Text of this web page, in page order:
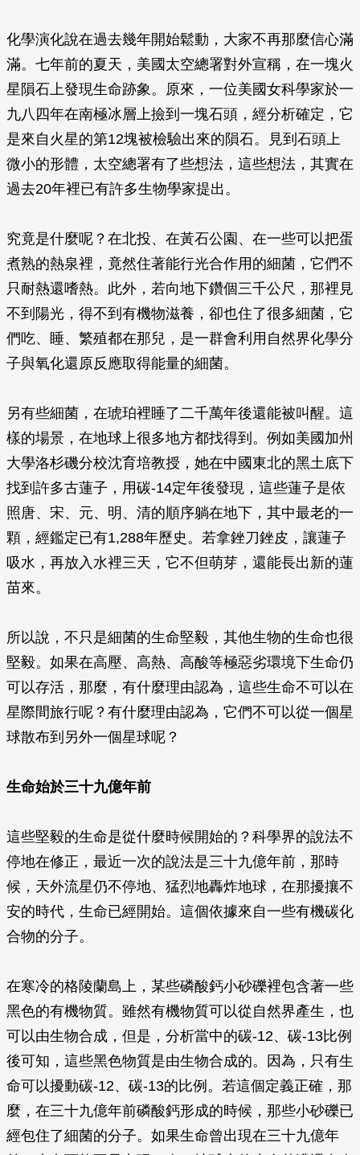
化學演化說在過去幾年開始鬆動，大家不再那麼信心滿
滿。七年前的夏天，美國太空總署對外宣稱，在一塊火
星隕石上發現生命跡象。原來，一位美國女科學家於一
九八四年在南極冰層上撿到一塊石頭，經分析確定，它
是來自火星的第12塊被檢驗出來的隕石。見到石頭上
微小的形體，太空總署有了些想法，這些想法，其實在
過去20年裡已有許多生物學家提出。
究竟是什麼呢？在北投、在黃石公園、在一些可以把蛋
煮熟的熱泉裡，竟然住著能行光合作用的細菌，它們不
只耐熱還嗜熱。此外，若向地下鑽個三千公尺，那裡見
不到陽光，得不到有機物滋養，卻也住了很多細菌，它
們吃、睡、繁殖都在那兒，是一群會利用自然界化學分
子與氧化還原反應取得能量的細菌。
另有些細菌，在琥珀裡睡了二千萬年後還能被叫醒。這
樣的場景，在地球上很多地方都找得到。例如美國加州
大學洛杉磯分校沈育培教授，她在中國東北的黑土底下
找到許多古蓮子，用碳-14定年後發現，這些蓮子是依
照唐、宋、元、明、清的順序躺在地下，其中最老的一
顆，經鑑定已有1,288年歷史。若拿銼刀銼皮，讓蓮子
吸水，再放入水裡三天，它不但萌芽，還能長出新的蓮
苗來。
所以說，不只是細菌的生命堅毅，其他生物的生命也很
堅毅。如果在高壓、高熱、高酸等極惡劣環境下生命仍
可以存活，那麼，有什麼理由認為，這些生命不可以在
星際間旅行呢？有什麼理由認為，它們不可以從一個星
球散布到另外一個星球呢？
生命始於三十九億年前
這些堅毅的生命是從什麼時候開始的？科學界的說法不
停地在修正，最近一次的說法是三十九億年前，那時
候，天外流星仍不停地、猛烈地轟炸地球，在那擾攘不
安的時代，生命已經開始。這個依據來自一些有機碳化
合物的分子。
在寒冷的格陵蘭島上，某些磷酸鈣小砂礫裡包含著一些
黑色的有機物質。雖然有機物質可以從自然界產生，也
可以由生物合成，但是，分析當中的碳-12、碳-13比例
後可知，這些黑色物質是由生物合成的。因為，只有生
命可以擾動碳-12、碳-13的比例。若這個定義正確，那
麼，在三十九億年前磷酸鈣形成的時候，那些小砂礫已
經包住了細菌的分子。如果生命曾出現在三十九億年